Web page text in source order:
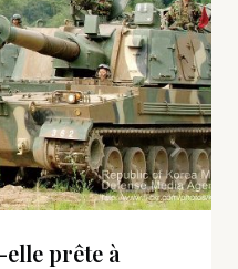
elle prête à